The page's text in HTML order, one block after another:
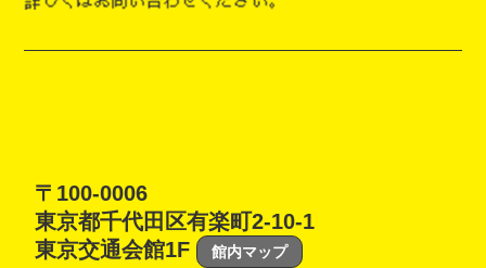
〒100-0006
東京都千代田区有楽町2-10-1
東京交通会館1F
館内マップ